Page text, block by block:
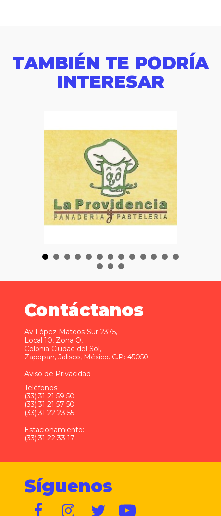
TAMBIÉN TE PODRÍA
INTERESAR
Contáctanos
Av López Mateos Sur 2375,
Local 10, Zona O,
Colonia Ciudad del Sol,
Zapopan, Jalisco, México. C.P: 45050
Aviso de Privacidad
Teléfonos:
(33) 31 21 59 50
(33) 31 21 57 50
(33) 31 22 23 55
Estacionamiento:
(33) 31 22 33 17
Síguenos